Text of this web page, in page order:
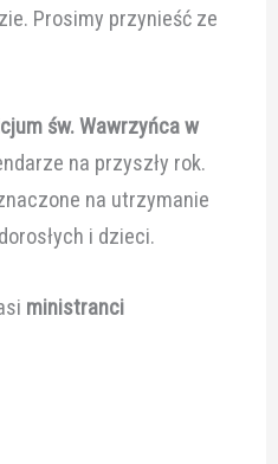
Prosimy przynieść ze
św. Wawrzyńca w
na przyszły rok.
na utrzymanie
i dzieci.
ministranci